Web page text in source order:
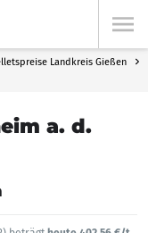
Landkreis Gießen
a. d.